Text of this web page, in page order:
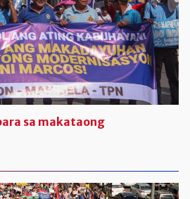
sa makataong